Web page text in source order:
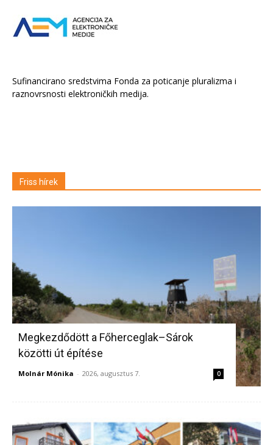
Sufinancirano sredstvima Fonda za poticanje pluralizma i
raznovrsnosti elektroničkih medija.
Friss hírek
Megkezdődött a Főherceglak–Sárok
közötti út építése
Molnár Mónika - 2026, augusztus 7. 0